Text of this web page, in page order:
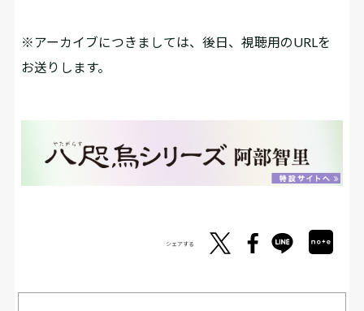
※アーカイブにつきましては、後日、視聴用のURLを
お送りします。
シェアする